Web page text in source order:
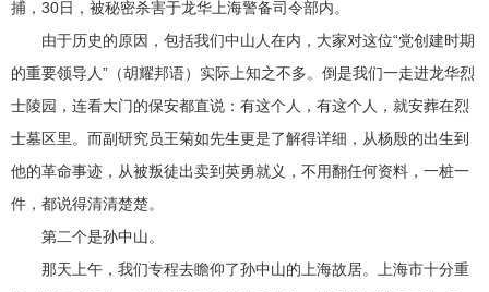
捕，30日，被秘密杀害于龙华上海警备司令部内。
由于历史的原因，包括我们中山人在内，大家对这位“党创建时期
的重要领导人”（胡耀邦语）实际上知之不多。倒是我们一走进龙华烈
士陵园，连看大门的保安都直说：有这个人，有这个人，就安葬在烈
士墓区里。而副研究员王菊如先生更是了解得详细，从杨殷的出生到
他的革命事迹，从被叛徒出卖到英勇就义，不用翻任何资料，一桩一
件，都说得清清楚楚。
第二个是孙中山。
那天上午，我们专程去瞻仰了孙中山的上海故居。上海市十分重